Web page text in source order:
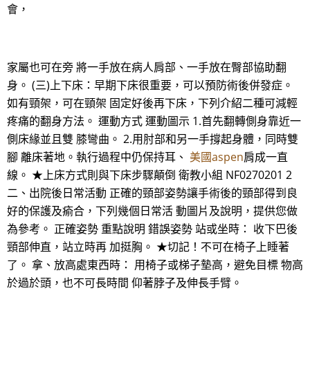
會，
家屬也可在旁 將一手放在病人肩部、一手放在臀部協助翻
身。 (三)上下床：早期下床很重要，可以預防術後併發症。
如有頸架，可在頸架 固定好後再下床，下列介紹二種可減輕
疼痛的翻身方法。 運動方式 運動圖示 1.首先翻轉側身靠近一
側床緣並且雙 膝彎曲。 2.用肘部和另一手撐起身體，同時雙
腳 離床著地。執行過程中仍保持耳、 美國aspen肩成一直
線。 ★上床方式則與下床步驟顛倒 衛教小組 NF0270201 2
二、出院後日常活動 正確的頸部姿勢讓手術後的頸部得到良
好的保護及瘉合，下列幾個日常活 動圖片及說明，提供您做
為參考。 正確姿勢 重點說明 錯誤姿勢 站或坐時： 收下巴後
頸部伸直，站立時再 加挺胸。 ★切記！不可在椅子上睡著
了。 拿、放高處東西時： 用椅子或梯子墊高，避免目標 物高
於過於頭，也不可長時間 仰著脖子及伸長手臂。